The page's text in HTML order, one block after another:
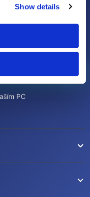
Show details
a
PC